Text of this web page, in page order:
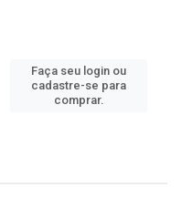
Faça seu login ou
cadastre-se para
comprar.